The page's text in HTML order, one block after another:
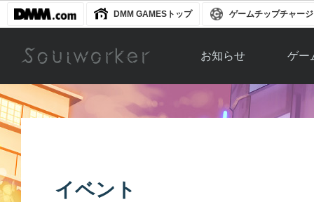
DMM GAMESトップ ゲームチップチャージ
お知らせ
お知らせ一覧
ゲー
ソウ
イベント